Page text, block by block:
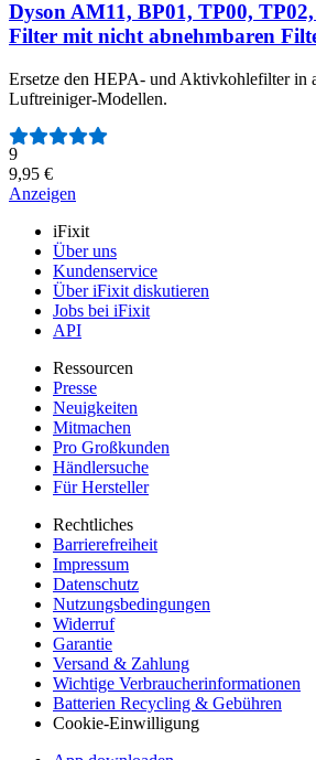
Dyson AM11, BP01, TP00,
Filter mit nicht abnehmbaren
Ersetze den HEPA- und Aktivkohlefilter in
Luftreiniger-Modellen.
Anzahl der Bewertungen:
9
9,95 €
Anzeigen
iFixit
Über uns
Kundenservice
Über iFixit diskutieren
Jobs bei iFixit
API
Ressourcen
Presse
Neuigkeiten
Mitmachen
Pro Großkunden
Händlersuche
Für Hersteller
Rechtliches
Barrierefreiheit
Impressum
Datenschutz
Nutzungsbedingungen
Widerruf
Garantie
Versand & Zahlung
Wichtige Verbraucherinformationen
Batterien Recycling & Gebühren
Cookie-Einwilligung